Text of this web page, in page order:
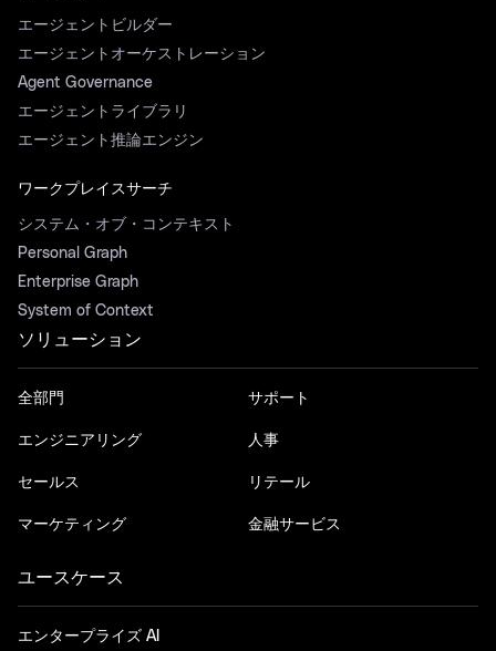
エージェントビルダー
エージェントオーケストレーション
Agent Governance
エージェントライブラリ
エージェント推論エンジン
ワークプレイスサーチ
システム・オブ・コンテキスト
Personal Graph
Enterprise Graph
System of Context
ソリューション
全部門
エンジニアリング
セールス
マーケティング
サポート
人事
リテール
金融サービス
ユースケース
エンタープライズ AI